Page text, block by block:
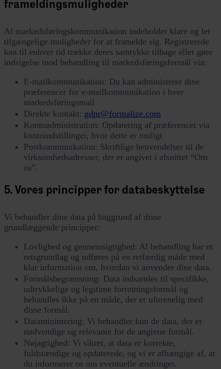
frameldingsmuligheder
Al markedsføringskommunikation indeholder klare og let
tilgængelige muligheder for at framelde sig. Registrerede
kan til enhver tid trække deres samtykke tilbage eller gøre
indsigelse mod behandling til markedsføringsformål via:
E-mailkommunikation: Du kan administrere dine
præferencer for e-mailkommunikation i hver
markedsføringsmail
Direkte kontakt: gdpr@formalize.com
Kontoadministration: Opdatering af præferencer via
kontoindstillinger, hvor dette er muligt
Postkommunikation: Skriftlige henvendelser til de
virksomhedsadresser, der er angivet i afsnittet “Om
os”.
5. Vores principper for databeskyttelse
Vi behandler dine data på baggrund af disse
grundlæggende principper:
Lovlighed og gennemsigtighed: Al behandling har et
retsgrundlag og udføres på en retfærdig måde med
klar information om, hvordan vi anvender dine data.
Formålsbegrænsning: Data indsamles til specifikke,
udtrykkelige og legitime forretningsformål og
behandles ikke på en måde, der er uforenelig med
disse formål.
Dataminimering: Vi behandler kun de data, der er
nødvendige og relevante for de angivne formål.
Nøjagtighed: Vi sikrer, at data er korrekte,
fuldstændige og opdaterede, og vi er afhængige af, at
du informerer os om eventuelle ændringer.